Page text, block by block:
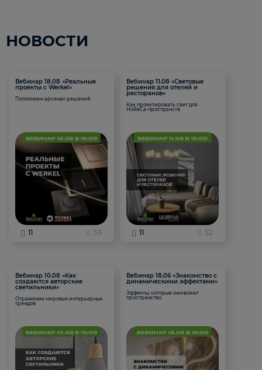
НОВОСТИ
Вебинар 18.08 «Реальные
проекты с Werkel»
Пополняем арсенал решений
11 53
Вебинар 11.08 «Световые
решения для отелей и
ресторанов»
Как проектировать свет для
HoReCa-пространств
11 52
Вебинар 10.08 «Как
создаются авторские
светильники»
Отражение мировых интерьерных
трендов
Вебинар 18.06 «Знакомство с
динамическими эффектами»
Эффекты, которые оживляют
пространство